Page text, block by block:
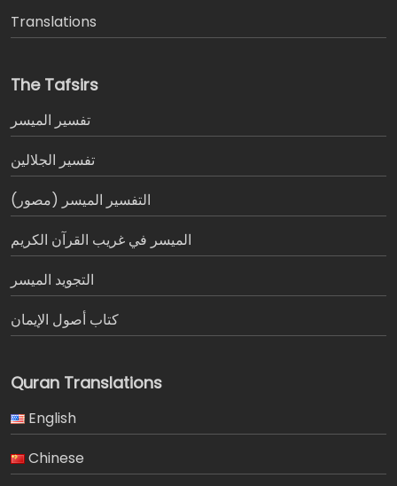
Translations
The Tafsirs
تفسير المیسر
تفسير الجلالين
التفسير الميسر (مصور)
الميسر في غريب القرآن الكريم
التجويد الميسر
كتاب أصول الإيمان
Quran Translations
English
Chinese